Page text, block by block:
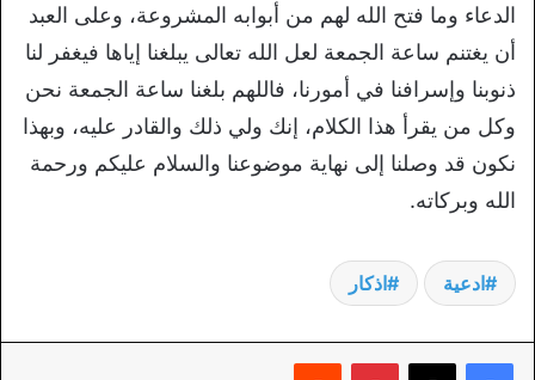
الدعاء وما فتح الله لهم من أبوابه المشروعة، وعلى العبد
أن يغتنم ساعة الجمعة لعل الله تعالى يبلغنا إياها فيغفر لنا
ذنوبنا وإسرافنا في أمورنا، فاللهم بلغنا ساعة الجمعة نحن
وكل من يقرأ هذا الكلام، إنك ولي ذلك والقادر عليه، وبهذا
نكون قد وصلنا إلى نهاية موضوعنا والسلام عليكم ورحمة
الله وبركاته.
ادعية اذكار
بينتيريست